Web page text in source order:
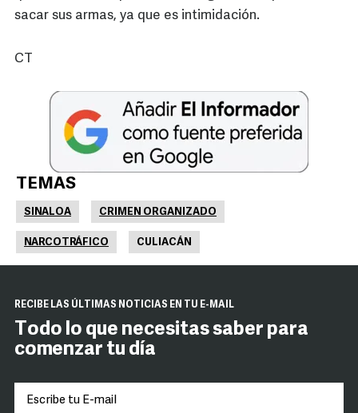
sacar sus armas, ya que es intimidación.
CT
TEMAS
SINALOA CRIMEN ORGANIZADO
NARCOTRÁFICO CULIACÁN
RECIBE LAS ÚLTIMAS NOTICIAS EN TU E-MAIL
Todo lo que necesitas saber para
comenzar tu día